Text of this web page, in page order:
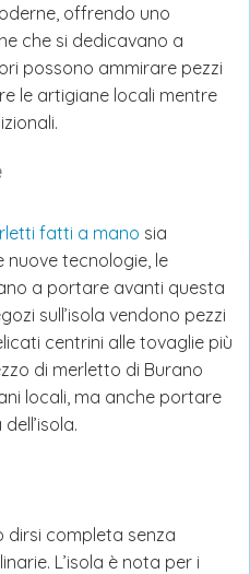
offrendo uno
che si dedicavano a
possono ammirare pezzi
le artigiane locali mentre
fatti a mano sia
nuove tecnologie, le
a portare avanti questa
sull’isola vendono pezzi
centrini alle tovaglie più
di merletto di Burano
locali, ma anche portare
dirsi completa senza
L’isola è nota per i